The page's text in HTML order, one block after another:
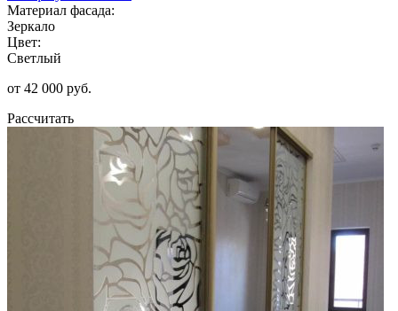
Материал фасада:
Зеркало
Цвет:
Светлый
от 42 000 руб.
Рассчитать